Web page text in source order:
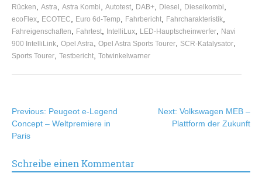
Rücken, Astra, Astra Kombi, Autotest, DAB+, Diesel , Dieselkombi,
ecoFlex, ECOTEC, Euro 6d-Temp, Fahrbericht, Fahrcharakteristik,
Fahreigenschaften, Fahrtest, IntelliLux, LED-Hauptscheinwerfer, Navi
900 IntelliLink, Opel Astra, Opel Astra Sports Tourer, SCR-Katalysator,
Sports Tourer, Testbericht, Totwinkelwarner
Beitragsnavigation
Previous: Peugeot e-Legend
Concept – Weltpremiere in
Paris
Next: Volkswagen MEB –
Plattform der Zukunft
Schreibe einen Kommentar